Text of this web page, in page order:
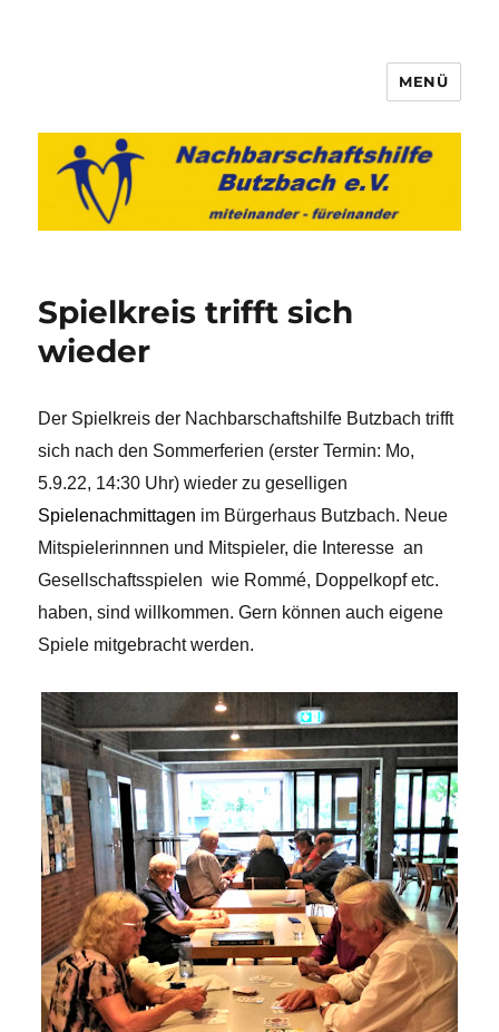
Nachbarschaftshilfe Butzbach
e.V.
MENÜ
Spielkreis trifft sich
wieder
Der Spielkreis der Nachbarschaftshilfe Butzbach trifft
sich nach den Sommerferien (erster Termin: Mo,
5.9.22, 14:30 Uhr) wieder zu geselligen
Spielenachmittagen im Bürgerhaus Butzbach. Neue
Mitspielerinnnen und Mitspieler, die Interesse an
Gesellschaftsspielen wie Rommé, Doppelkopf etc.
haben, sind willkommen. Gern können auch eigene
Spiele mitgebracht werden.